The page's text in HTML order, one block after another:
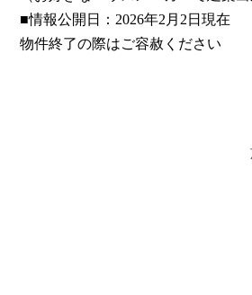
■情報公開日：2026年2月2日現在
物件終了の際はご容赦ください